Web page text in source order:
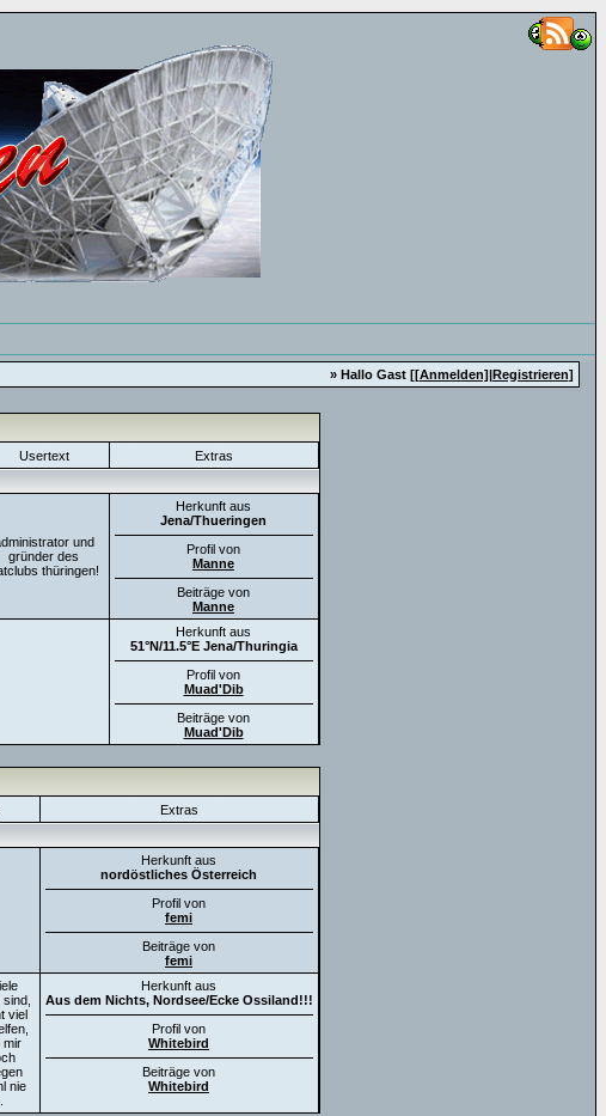
» Hallo Gast [[Anmelden]|Registrieren]
Usertext
Extras
und
gründer des
thüringen!
Herkunft aus
Jena/Thueringen
Profil von
Manne
Beiträge von
Manne
Herkunft aus
51°N/11.5°E Jena/Thuringia
Profil von
Muad'Dib
Beiträge von
Muad'Dib
Extras
Herkunft aus
nordöstliches Österreich
Profil von
femi
Beiträge von
femi
viel
mir
nie
Herkunft aus
Aus dem Nichts, Nordsee/Ecke Ossiland!!!
Profil von
Whitebird
Beiträge von
Whitebird